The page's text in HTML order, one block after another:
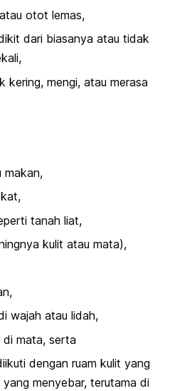
otot lemas,
dari biasanya atau tidak
kering, mengi, atau merasa
makan,
tanah liat,
kulit atau mata),
wajah atau lidah,
mata, serta
dengan ruam kulit yang
yang menyebar, terutama di